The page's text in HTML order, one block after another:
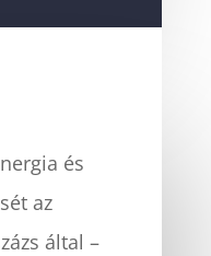
és
az
által –